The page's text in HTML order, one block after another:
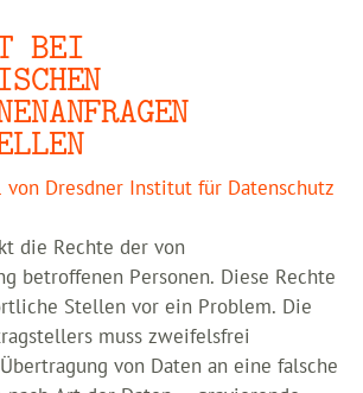
BEI
von Dresdner Institut für Datenschutz
die Rechte der von
betroffenen Personen. Diese Rechte
Stellen vor ein Problem. Die
muss zweifelsfrei
von Daten an eine falsche